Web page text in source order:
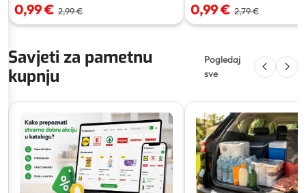
0,99 € 2,99 € 0,99 € 2,79 €
Savjeti za pametnu
kupnju
Pogledaj
sve